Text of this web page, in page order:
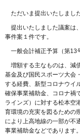
ただいま提出いたしまし
提出いたしました議案は
事件案１件です。
一般会計補正予算（第13
増額する主なものは、減
基金及び国民スポーツ大会
する経費、新型コロナウイ
確保事業補助金、コロナ禍
ラインズ）に対する松本空
育環境の充実を図るための
により上高地線の一部が不
事業補助金などであります。